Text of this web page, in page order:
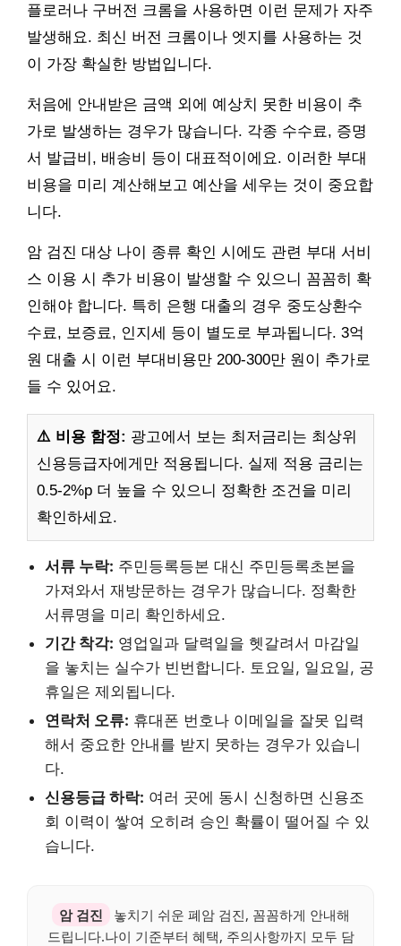
플로러나 구버전 크롬을 사용하면 이런 문제가 자주
발생해요. 최신 버전 크롬이나 엣지를 사용하는 것
이 가장 확실한 방법입니다.
처음에 안내받은 금액 외에 예상치 못한 비용이 추
가로 발생하는 경우가 많습니다. 각종 수수료, 증명
서 발급비, 배송비 등이 대표적이에요. 이러한 부대
비용을 미리 계산해보고 예산을 세우는 것이 중요합
니다.
암 검진 대상 나이 종류 확인 시에도 관련 부대 서비
스 이용 시 추가 비용이 발생할 수 있으니 꼼꼼히 확
인해야 합니다. 특히 은행 대출의 경우 중도상환수
수료, 보증료, 인지세 등이 별도로 부과됩니다. 3억
원 대출 시 이런 부대비용만 200-300만 원이 추가로
들 수 있어요.
⚠️ 비용 함정: 광고에서 보는 최저금리는 최상위
신용등급자에게만 적용됩니다. 실제 적용 금리는
0.5-2%p 더 높을 수 있으니 정확한 조건을 미리
확인하세요.
서류 누락: 주민등록등본 대신 주민등록초본을
가져와서 재방문하는 경우가 많습니다. 정확한
서류명을 미리 확인하세요.
기간 착각: 영업일과 달력일을 헷갈려서 마감일
을 놓치는 실수가 빈번합니다. 토요일, 일요일, 공
휴일은 제외됩니다.
연락처 오류: 휴대폰 번호나 이메일을 잘못 입력
해서 중요한 안내를 받지 못하는 경우가 있습니
다.
신용등급 하락: 여러 곳에 동시 신청하면 신용조
회 이력이 쌓여 오히려 승인 확률이 떨어질 수 있
습니다.
암 검진
놓치기 쉬운 폐암 검진, 꼼꼼하게 안내해
드립니다.나이 기준부터 혜택, 주의사항까지 모두 담